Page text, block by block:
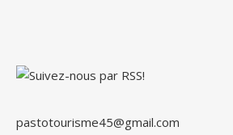
pastotourisme45@gmail.com